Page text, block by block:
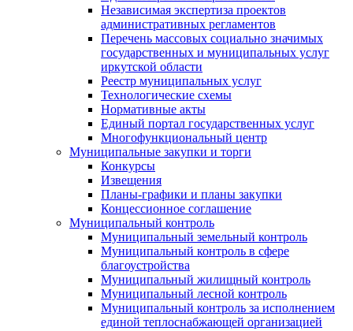
Независимая экспертиза проектов
административных регламентов
Перечень массовых социально значимых
государственных и муниципальных услуг
иркутской области
Реестр муниципальных услуг
Технологические схемы
Нормативные акты
Единый портал государственных услуг
Многофункциональный центр
Муниципальные закупки и торги
Конкурсы
Извещения
Планы-графики и планы закупки
Концессионное соглашение
Муниципальный контроль
Муниципальный земельный контроль
Муниципальный контроль в сфере
благоустройства
Муниципальный жилищный контроль
Муниципальный лесной контроль
Муниципальный контроль за исполнением
единой теплоснабжающей организацией